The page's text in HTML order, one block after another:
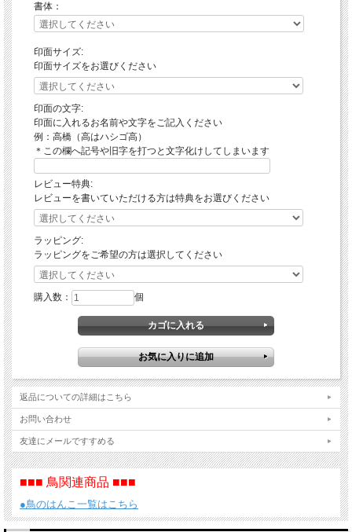
書体：
印面サイズ:
印面サイズをお選びください
印面の文字:
印面に入れるお名前や文字をご記入ください
例：高橋（高はハシゴ高）
＊この欄へ記号や旧字を打つと文字化けしてしまいます
レビュー特典:
レビューを書いていただける方は特典をお選びください
ラッピング:
ラッピングをご希望の方は選択してください
購入数： 個
返品についての詳細はこちら
お問い合わせ
友達にメールですすめる
■■■ 鳥関連商品 ■■■
●鳥のはんこ一覧はこちら